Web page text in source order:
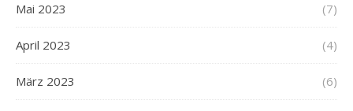
Mai 2023 (7)
April 2023 (4)
März 2023 (6)